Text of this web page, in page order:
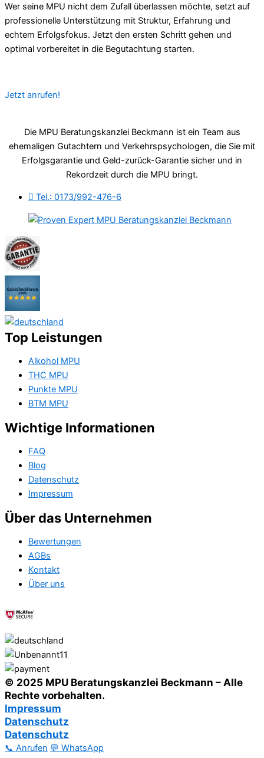
Wer seine MPU nicht dem Zufall überlassen möchte, setzt auf
professionelle Unterstützung mit Struktur, Erfahrung und
echtem Erfolgsfokus. Jetzt den ersten Schritt gehen und
optimal vorbereitet in die Begutachtung starten.
Jetzt anrufen!
Die MPU Beratungskanzlei Beckmann ist ein Team aus
ehemaligen Gutachtern und Verkehrspsychologen, die Sie mit
Erfolgsgarantie und Geld-zurück-Garantie sicher und in
Rekordzeit durch die MPU bringt.
Tel.: 0173/992-476-6
Top Leistungen
Alkohol MPU
THC MPU
Punkte MPU
BTM MPU
Wichtige Informationen
FAQ
Blog
Datenschutz
Impressum
Über das Unternehmen
Bewertungen
AGBs
Kontakt
Über uns
© 2025 MPU Beratungskanzlei Beckmann – Alle
Rechte vorbehalten.
Impressum
Datenschutz
Datenschutz
📞 Anrufen 💬 WhatsApp